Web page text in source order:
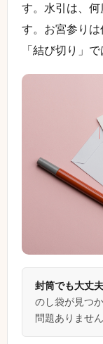
す。水引は、
す。お宮参りは
「結び切り」
封筒でも大丈夫
のし袋が見つ
問題ありません